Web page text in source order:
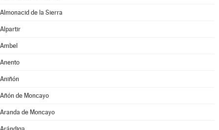
Almonacid de la Sierra
Alpartir
Ambel
Anento
Aniñón
Añón de Moncayo
Aranda de Moncayo